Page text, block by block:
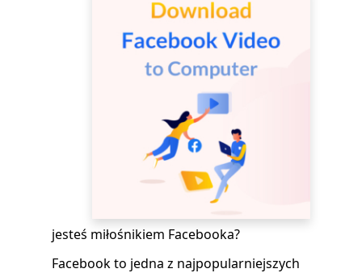
jesteś miłośnikiem Facebooka?
Facebook to jedna z najpopularniejszych